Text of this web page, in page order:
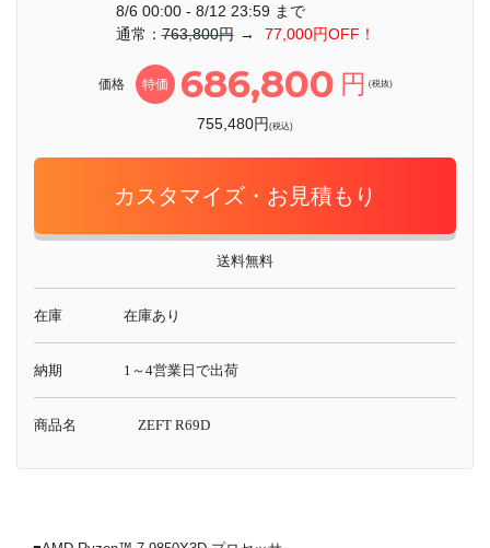
8/6 00:00 - 8/12 23:59 まで
通常：763,800円 → 77,000円OFF！
価格 特価 686,800 円 (税抜)
755,480円(税込)
カスタマイズ・お見積もり
送料無料
在庫 在庫あり
納期 1～4営業日で出荷
商品名 ZEFT R69D